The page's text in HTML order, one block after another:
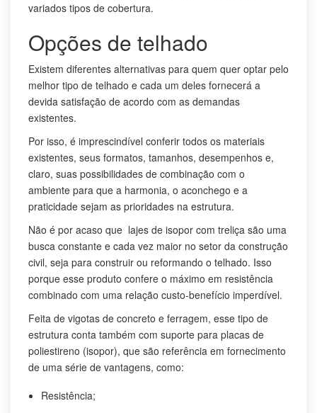
variados tipos de cobertura.
Opções de telhado
Existem diferentes alternativas para quem quer optar pelo
melhor tipo de telhado e cada um deles fornecerá a
devida satisfação de acordo com as demandas
existentes.
Por isso, é imprescindível conferir todos os materiais
existentes, seus formatos, tamanhos, desempenhos e,
claro, suas possibilidades de combinação com o
ambiente para que a harmonia, o aconchego e a
praticidade sejam as prioridades na estrutura.
Não é por acaso que lajes de isopor com treliça são uma
busca constante e cada vez maior no setor da construção
civil, seja para construir ou reformando o telhado. Isso
porque esse produto confere o máximo em resistência
combinado com uma relação custo-benefício imperdível.
Feita de vigotas de concreto e ferragem, esse tipo de
estrutura conta também com suporte para placas de
poliestireno (isopor), que são referência em fornecimento
de uma série de vantagens, como:
Resistência;